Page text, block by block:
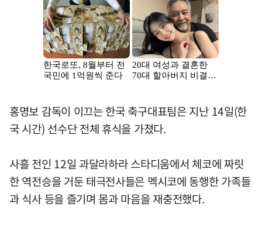
홍명보 감독이 이끄는 한국 축구대표팀은 지난 14일(한
국 시간) 선수단 전체 휴식을 가졌다.
사흘 전인 12일 과달라하라 스타디움에서 체코에 짜릿
한 역전승을 거둔 태극전사들은 멕시코에 동행한 가족들
과 식사 등을 즐기며 몸과 마음을 재충전했다.